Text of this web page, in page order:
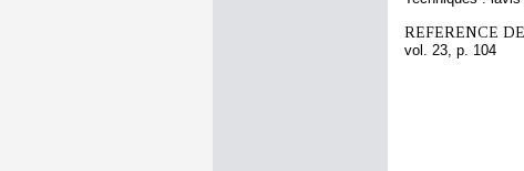
REFERENCE
vol. 23, p. 104